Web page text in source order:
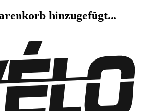
hinzugefügt...